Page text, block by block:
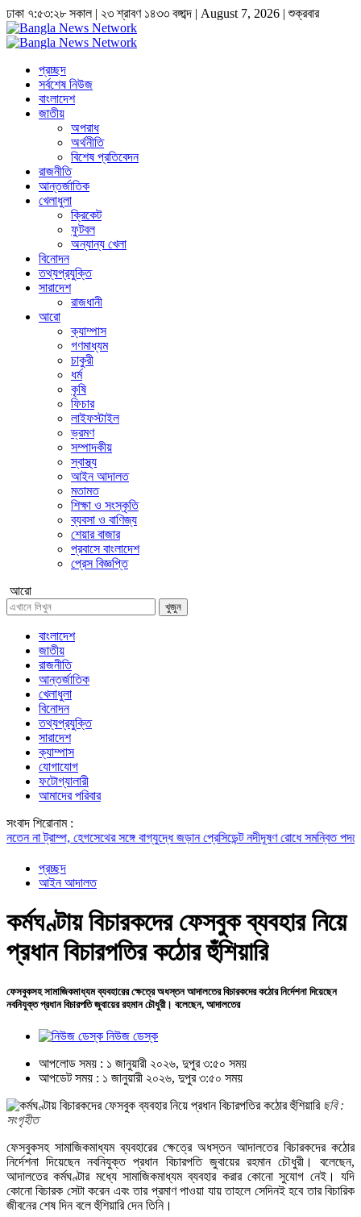
ঢাকা ৭:৫৩:২৯ সকাল| ২৩ শ্রাবণ ১৪৩৩ বঙ্গাব্দ | August 7, 2026 |শুক্রবার
প্রচ্ছদ
সর্বশেষ নিউজ
বাংলাদেশ
জাতীয়
অপরাধ
অর্থনীতি
বিশেষ প্রতিবেদন
রাজনীতি
আন্তর্জাতিক
খেলাধুলা
ক্রিকেট
ফুটবল
অন্যান্য খেলা
বিনোদন
তথ্যপ্রযুক্তি
সারাদেশ
রাজধানী
আরো
ক্যাম্পাস
গণমাধ্যম
চাকুরী
ধর্ম
কৃষি
ফিচার
লাইফস্টাইল
ভ্রমণ
সম্পাদকীয়
স্বাস্থ্য
আইন আদালত
মতামত
শিক্ষা ও সংস্কৃতি
ব্যবসা ও বাণিজ্য
শেয়ার বাজার
প্রবাসে বাংলাদেশ
প্রেস বিজ্ঞপ্তি
আরো
খুজুন
বাংলাদেশ
জাতীয়
রাজনীতি
আন্তর্জাতিক
খেলাধুলা
বিনোদন
তথ্যপ্রযুক্তি
সারাদেশ
ক্যাম্পাস
যোগাযোগ
ফটোগ্যালারী
আমাদের পরিবার
সংবাদ শিরোনাম :
ট্রাম্প, হেগসেথের সঙ্গে বাগ্‌যুদ্ধে জড়ান প্রেসিডেন্টনদীদূষণ রোধে সমন্বিত পদক্ষেপ
প্রচ্ছদ
আইন আদালত
কর্মঘণ্টায় বিচারকদের ফেসবুক ব্যবহার নিয়ে
প্রধান বিচারপতির কঠোর হুঁশিয়ারি
ফেসবুকসহ সামাজিকমাধ্যম ব্যবহারের ক্ষেত্রে অধস্তন আদালতের বিচারকদের কঠোর নির্দেশনা দিয়েছেন
নবনিযুক্ত প্রধান বিচারপতি জুবায়ের রহমান চৌধুরী। বলেছেন, আদালতের
নিউজ ডেস্ক
আপলোড সময় : ১ জানুয়ারী ২০২৬, দুপুর ৩:৫০ সময়
আপডেট সময় : ১ জানুয়ারী ২০২৬, দুপুর ৩:৫০ সময়
ছবি :
সংগৃহীত
ফেসবুকসহ সামাজিকমাধ্যম ব্যবহারের ক্ষেত্রে অধস্তন আদালতের বিচারকদের কঠোর
নির্দেশনা দিয়েছেন নবনিযুক্ত প্রধান বিচারপতি জুবায়ের রহমান চৌধুরী। বলেছেন,
আদালতের কর্মঘণ্টার মধ্যে সামাজিকমাধ্যম ব্যবহার করার কোনো সুযোগ নেই। যদি
কোনো বিচারক সেটা করেন এবং তার প্রমাণ পাওয়া যায় তাহলে সেদিনই হবে তার বিচারিক
জীবনের শেষ দিন বলে হুঁশিয়ারি দেন তিনি।